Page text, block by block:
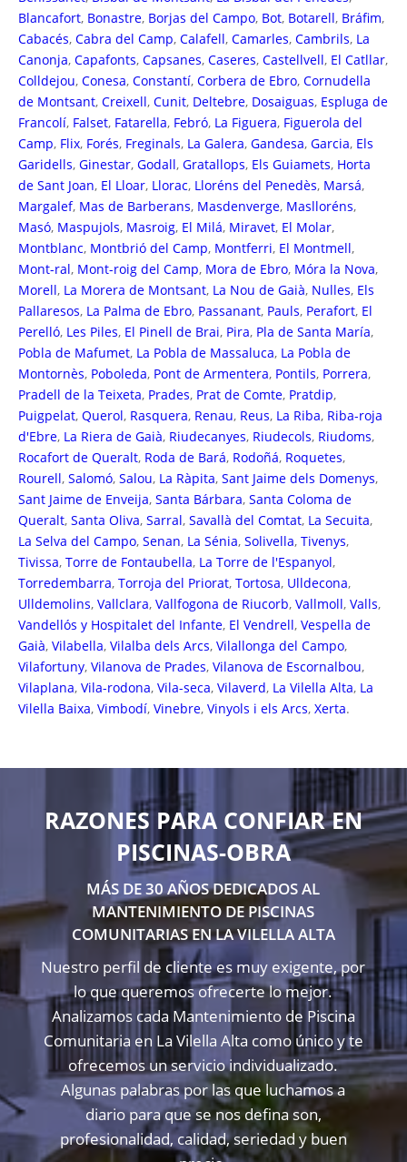
Blancafort, Bonastre, Borjas del Campo, Bot, Botarell, Bráfim,
Cabacés, Cabra del Camp, Calafell, Camarles, Cambrils, La
Canonja, Capafonts, Capsanes, Caseres, Castellvell, El Catllar,
Colldejou, Conesa, Constantí, Corbera de Ebro, Cornudella
de Montsant, Creixell, Cunit, Deltebre, Dosaiguas, Espluga de
Francolí, Falset, Fatarella, Febró, La Figuera, Figuerola del
Camp, Flix, Forés, Freginals, La Galera, Gandesa, Garcia, Els
Garidells, Ginestar, Godall, Gratallops, Els Guiamets, Horta
de Sant Joan, El Lloar, Llorac, Lloréns del Penedès, Marsá,
Margalef, Mas de Barberans, Masdenverge, Maslloréns,
Masó, Maspujols, Masroig, El Milá, Miravet, El Molar,
Montblanc, Montbrió del Camp, Montferri, El Montmell,
Mont-ral, Mont-roig del Camp, Mora de Ebro, Móra la Nova,
Morell, La Morera de Montsant, La Nou de Gaià, Nulles, Els
Pallaresos, La Palma de Ebro, Passanant, Pauls, Perafort, El
Perelló, Les Piles, El Pinell de Brai, Pira, Pla de Santa María,
Pobla de Mafumet, La Pobla de Massaluca, La Pobla de
Montornès, Poboleda, Pont de Armentera, Pontils, Porrera,
Pradell de la Teixeta, Prades, Prat de Comte, Pratdip,
Puigpelat, Querol, Rasquera, Renau, Reus, La Riba, Riba-roja
d'Ebre, La Riera de Gaià, Riudecanyes, Riudecols, Riudoms,
Rocafort de Queralt, Roda de Bará, Rodoñá, Roquetes,
Rourell, Salomó, Salou, La Ràpita, Sant Jaime dels Domenys,
Sant Jaime de Enveija, Santa Bárbara, Santa Coloma de
Queralt, Santa Oliva, Sarral, Savallà del Comtat, La Secuita,
La Selva del Campo, Senan, La Sénia, Solivella, Tivenys,
Tivissa, Torre de Fontaubella, La Torre de l'Espanyol,
Torredembarra, Torroja del Priorat, Tortosa, Ulldecona,
Ulldemolins, Vallclara, Vallfogona de Riucorb, Vallmoll, Valls,
Vandellós y Hospitalet del Infante, El Vendrell, Vespella de
Gaià, Vilabella, Vilalba dels Arcs, Vilallonga del Campo,
Vilafortuny, Vilanova de Prades, Vilanova de Escornalbou,
Vilaplana, Vila-rodona, Vila-seca, Vilaverd, La Vilella Alta, La
Vilella Baixa, Vimbodí, Vinebre, Vinyols i els Arcs, Xerta.
RAZONES PARA CONFIAR EN
PISCINAS-OBRA
MÁS DE 30 AÑOS DEDICADOS AL
MANTENIMIENTO DE PISCINAS
COMUNITARIAS EN LA VILELLA ALTA
Nuestro perfil de cliente es muy exigente, por
lo que queremos ofrecerte lo mejor.
Analizamos cada Mantenimiento de Piscina
Comunitaria en La Vilella Alta como único y te
ofrecemos un servicio individualizado.
Algunas palabras por las que luchamos a
diario para que se nos defina son,
profesionalidad, calidad, seriedad y buen